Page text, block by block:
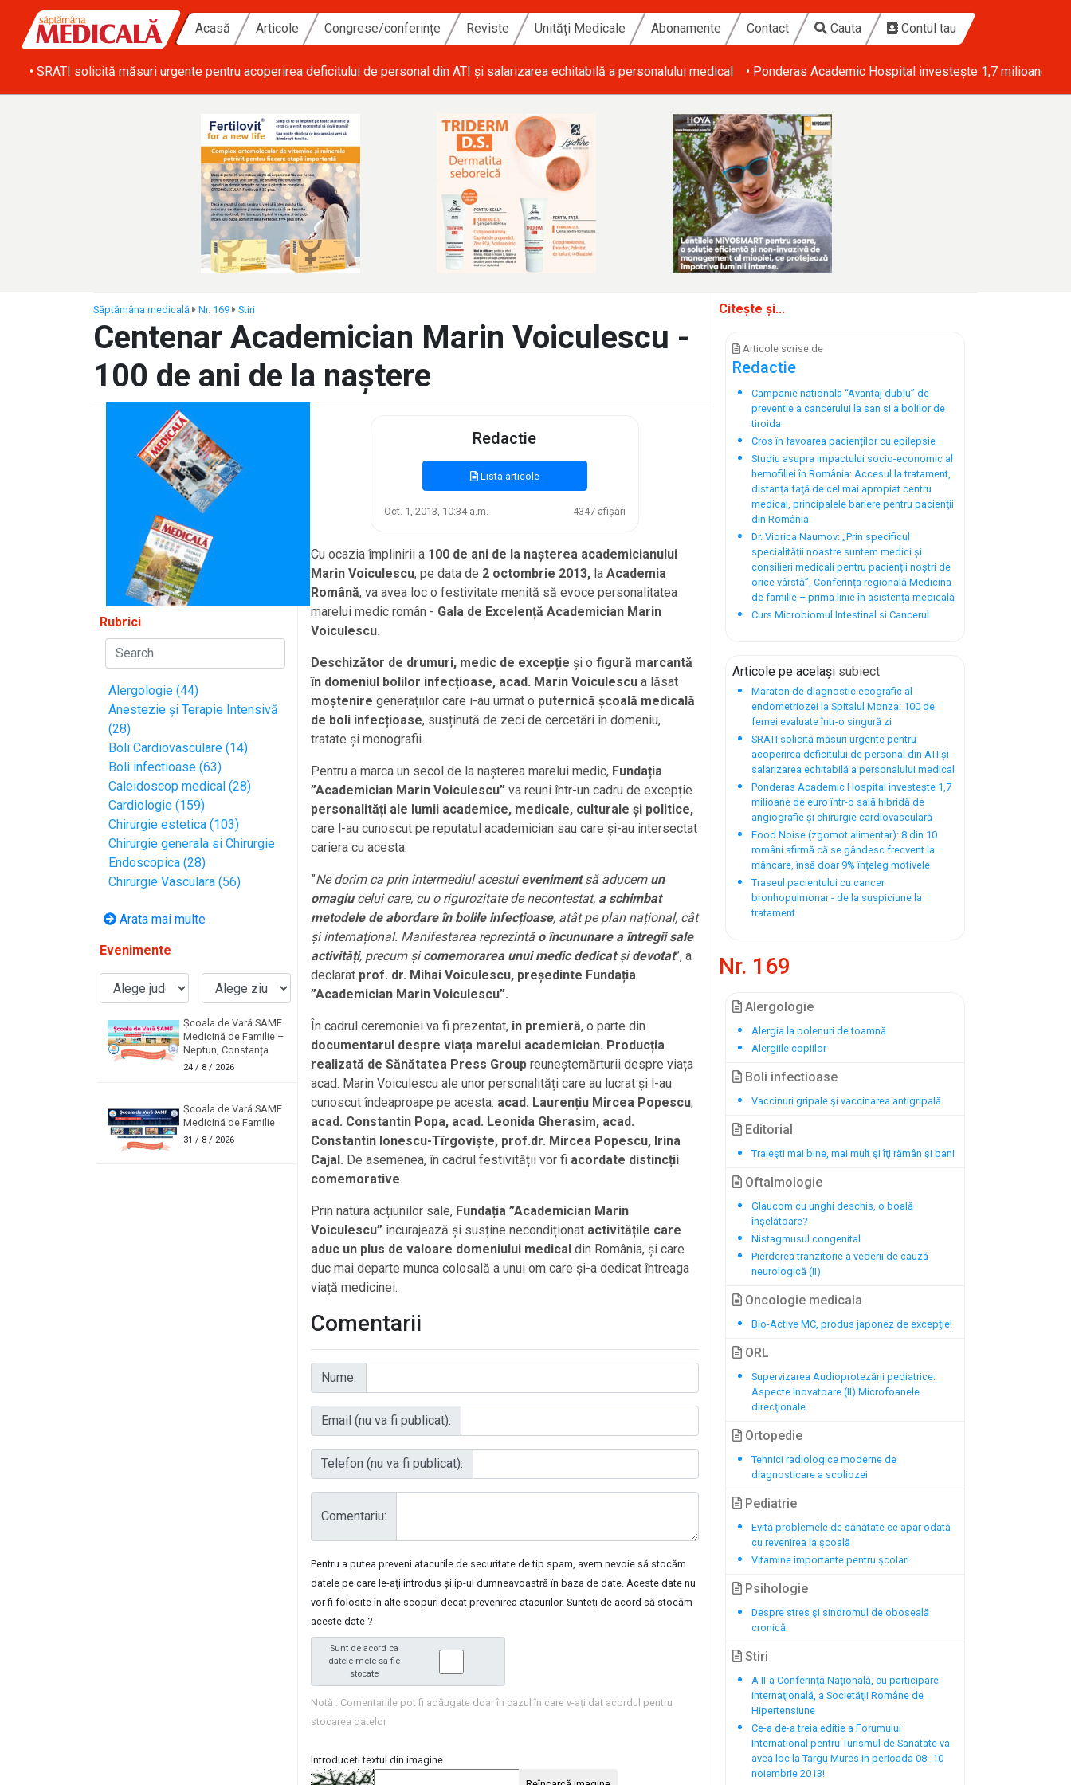
Acasă Articole Congrese/conferințe Reviste Unități Medicale Abonamente Contact Cauta Contul tau
• SRATI solicită măsuri urgente pentru acoperirea deficitului de personal din ATI și salarizarea echitabilă a personalului medical • Ponderas Academic Hospital investește 1,7 milioane
Săptămâna medicală Nr. 169 Stiri
Centenar Academician Marin Voiculescu -
100 de ani de la naștere
Rubrici
Alergologie (44)
Anestezie și Terapie Intensivă
(28)
Boli Cardiovasculare (14)
Boli infectioase (63)
Caleidoscop medical (28)
Cardiologie (159)
Chirurgie estetica (103)
Chirurgie generala si Chirurgie
Endoscopica (28)
Chirurgie Vasculara (56)
Arata mai multe
Evenimente
Școala de Vară SAMF
Medicină de Familie –
Neptun, Constanța
24/ 8 / 2026
Școala de Vară SAMF
Medicină de Familie
31 / 8 / 2026
Redactie
Lista articole
Oct. 1, 2013, 10:34 a.m. 4347 afișări
Cu ocazia împlinirii a 100 de ani de la nașterea academicianului
Marin Voiculescu, pe data de 2 octombrie 2013,la Academia
Română, va avea loc o festivitate menită să evoce personalitatea
marelui medic român - Gala de Excelență Academician Marin
Voiculescu.
Deschizător de drumuri, medic de excepție și o figură marcantă
în domeniul bolilor infecțioase, acad. Marin Voiculescua lăsat
moștenire generațiilor care i-au urmat o puternică școală medicală
de boli infecțioase, susținută de zeci de cercetări în domeniu,
tratate și monografii.
Pentru a marca un secol de la nașterea marelui medic, Fundația
”Academician Marin Voiculescu”va reuni într-un cadru de excepție
personalități ale lumii academice, medicale, culturale și politice,
care l-au cunoscut pe reputatul academician sau care și-au intersectat
cariera cu acesta.
”Ne dorim ca prin intermediul acestuievenimentsă aducem un
omagiucelui care, cu o rigurozitate de necontestat, a schimbat
metodele de abordare în bolile infecțioase, atât pe plan național, cât
și internațional. Manifestarea reprezintă o încununare a întregii sale
activități, precum șicomemorarea unui medic dedicatșidevotat”, a
declarat prof. dr. Mihai Voiculescu, președinte Fundația
”Academician Marin Voiculescu”.
În cadrul ceremoniei va fi prezentat,în premieră, o parte din
documentarul despre viața marelui academician. Producția
realizată de Sănătatea Press Group reuneștemărturii despre viața
acad. Marin Voiculescu ale unor personalități care au lucrat și l-au
cunoscut îndeaproape pe acesta: acad. Laurențiu Mircea Popescu,
acad. Constantin Popa, acad. Leonida Gherasim, acad.
Constantin Ionescu-Tîrgoviște, prof.dr. Mircea Popescu, Irina
Cajal. De asemenea, în cadrul festivității vor fi acordate distincții
comemorative.
Prin natura acțiunilor sale, Fundația ”Academician Marin
Voiculescu”încurajează și susține necondiționat activitățile care
aduc un plus de valoare domeniului medical din România, și care
duc mai departe munca colosală a unui om care și-a dedicat întreaga
viață medicinei.
Comentarii
Nume:
Email (nu va fi publicat):
Telefon (nu va fi publicat):
Comentariu:
Pentru a putea preveni atacurile de securitate de tip spam, avem nevoie să stocăm
datele pe care le-ați introdus și ip-ul dumneavoastră în baza de date. Aceste date nu
vor fi folosite în alte scopuri decat prevenirea atacurilor. Sunteți de acord să stocăm
aceste date ?
Sunt de acord ca
datele mele sa fie
stocate
Notă : Comentariile pot fi adăugate doar în cazul în care v-ați dat acordul pentru
stocarea datelor
Introduceti textul din imagine
Citește și...
Articole scrise de
Redactie
Campanie nationala “Avantaj dublu” de
preventie a cancerului la san si a bolilor de
tiroida
Cros în favoarea pacienților cu epilepsie
Studiu asupra impactului socio-economic al
hemofiliei în România: Accesul la tratament,
distanţa faţă de cel mai apropiat centru
medical, principalele bariere pentru pacienţii
din România
Dr. Viorica Naumov: „Prin specificul
specialității noastre suntem medici și
consilieri medicali pentru pacienții noștri de
orice vârstă”, Conferința regională Medicina
de familie – prima linie în asistența medicală
Curs Microbiomul Intestinal si Cancerul
Articole pe același subiect
Maraton de diagnostic ecografic al
endometriozei la Spitalul Monza: 100 de
femei evaluate într-o singură zi
SRATI solicită măsuri urgente pentru
acoperirea deficitului de personal din ATI și
salarizarea echitabilă a personalului medical
Ponderas Academic Hospital investește 1,7
milioane de euro într-o sală hibridă de
angiografie și chirurgie cardiovasculară
Food Noise (zgomot alimentar): 8 din 10
români afirmă că se gândesc frecvent la
mâncare, însă doar 9% înțeleg motivele
Traseul pacientului cu cancer
bronhopulmonar - de la suspiciune la
tratament
Nr. 169
Alergologie
Alergia la polenuri de toamnă
Alergiile copiilor
Boli infectioase
Vaccinuri gripale şi vaccinarea antigripală
Editorial
Traieşti mai bine, mai mult şi îţi rămân şi bani
Oftalmologie
Glaucom cu unghi deschis, o boală
înşelătoare?
Nistagmusul congenital
Pierderea tranzitorie a vederii de cauză
neurologică (II)
Oncologie medicala
Bio-Active MC, produs japonez de excepţie!
ORL
Supervizarea Audioprotezării pediatrice:
Aspecte Inovatoare (II) Microfoanele
direcţionale
Ortopedie
Tehnici radiologice moderne de
diagnosticare a scoliozei
Pediatrie
Evită problemele de sănătate ce apar odată
cu revenirea la şcoală
Vitamine importante pentru şcolari
Psihologie
Despre stres şi sindromul de oboseală
cronică
Stiri
A II-a Conferinţă Naţională, cu participare
internaţională, a Societăţii Române de
Hipertensiune
Ce-a de-a treia editie a Forumului
International pentru Turismul de Sanatate va
avea loc la Targu Mures in perioada 08 -10
noiembrie 2013!